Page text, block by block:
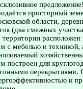
просторный
области,
(два смежных
территории
с мебелью и техникой,
построен для
перекрытиями.
и